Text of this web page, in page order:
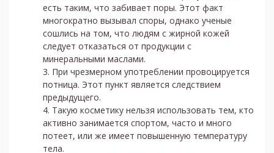
есть таким, что забивает поры. Этот факт
многократно вызывал споры, однако ученые
сошлись на том, что людям с жирной кожей
следует отказаться от продукции с
минеральными маслами.
При чрезмерном употреблении провоцируется
потница. Этот пункт является следствием
предыдущего.
Такую косметику нельзя использовать тем, кто
активно занимается спортом, часто и много
потеет, или же имеет повышенную температуру
тела.